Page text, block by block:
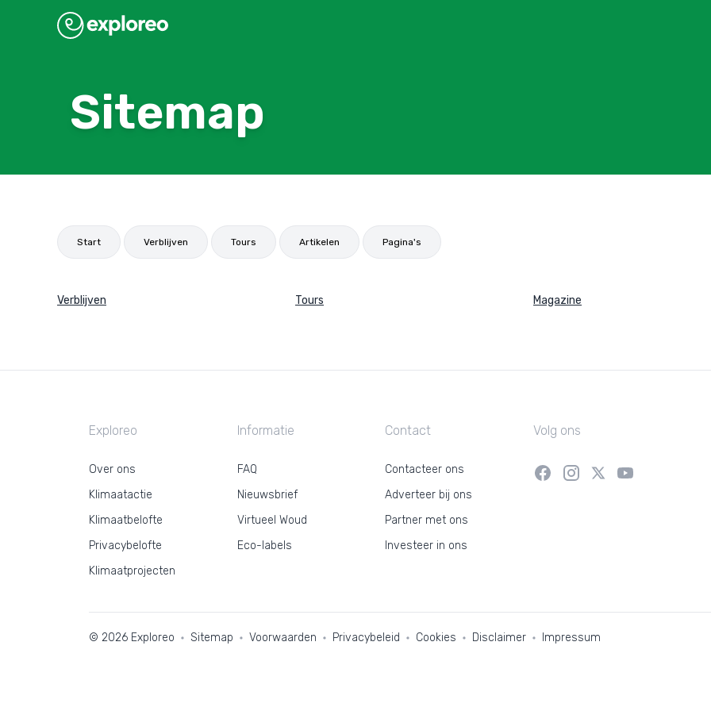
Sitemap
Start Verblijven Tours Artikelen Pagina's
Verblijven Tours Magazine
Exploreo
Over ons
Klimaatactie
Klimaatbelofte
Privacybelofte
Klimaatprojecten
Informatie
FAQ
Nieuwsbrief
Virtueel Woud
Eco-labels
Contact
Contacteer ons
Adverteer bij ons
Partner met ons
Investeer in ons
Volg ons
© 2026 Exploreo Sitemap Voorwaarden Privacybeleid Cookies Disclaimer Impressum